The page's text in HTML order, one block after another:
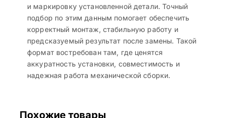
и маркировку установленной детали. Точный
подбор по этим данным помогает обеспечить
корректный монтаж, стабильную работу и
предсказуемый результат после замены. Такой
формат востребован там, где ценятся
аккуратность установки, совместимость и
надежная работа механической сборки.
Похожие товары